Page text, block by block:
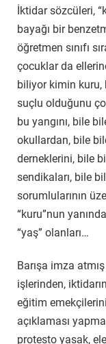
İktidar sözcüleri,
bayağı bir
öğretmen sınıfı
çocuklar da
biliyor kimin kuru,
suçlu olduğunu
bu yangını, bile
okullardan, bile
derneklerini, bile
sendikaları, bile
sorumlularının
“kuru”nun
“yaş” olanları…
Barışa imza
işlerinden,
eğitim
açıklaması
protesto yasak,